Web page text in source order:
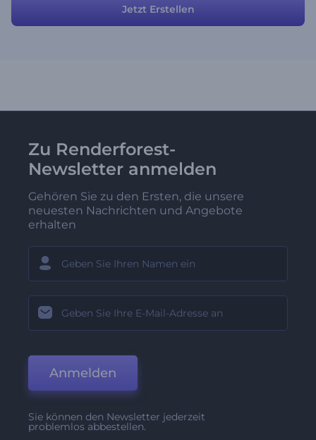
steht Ihnen frei, die Szenen mit Ihren eigenen Mediendateien und
Beschreibungen zu modifizieren, um ihnen einen besonderen
Jetzt Erstellen
Zu Renderforest-
Newsletter anmelden
Gehören Sie zu den Ersten, die unsere
neuesten Nachrichten und Angebote
erhalten
Anmelden
Sie können den Newsletter jederzeit
problemlos abbestellen.